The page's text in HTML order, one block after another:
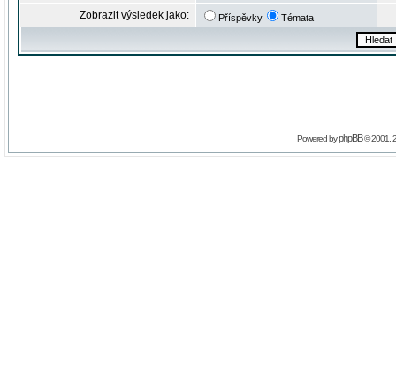
Zobrazit výsledek jako: Příspěvky Témata
Powered byphpBB© 2001,